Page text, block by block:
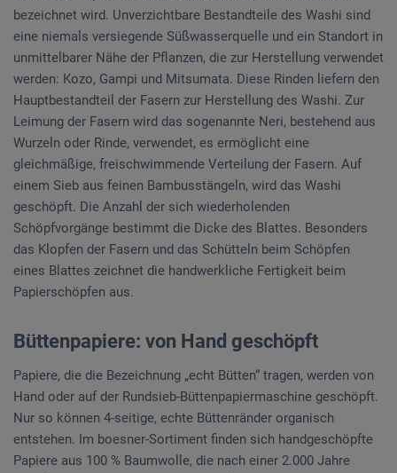
bezeichnet wird. Unverzichtbare Bestandteile des Washi sind
eine niemals versiegende Süßwasserquelle und ein Standort in
unmittelbarer Nähe der Pflanzen, die zur Herstellung verwendet
werden: Kozo, Gampi und Mitsumata. Diese Rinden liefern den
Hauptbestandteil der Fasern zur Herstellung des Washi. Zur
Leimung der Fasern wird das sogenannte Neri, bestehend aus
Wurzeln oder Rinde, verwendet, es ermöglicht eine
gleichmäßige, freischwimmende Verteilung der Fasern. Auf
einem Sieb aus feinen Bambusstängeln, wird das Washi
geschöpft. Die Anzahl der sich wiederholenden
Schöpfvorgänge bestimmt die Dicke des Blattes. Besonders
das Klopfen der Fasern und das Schütteln beim Schöpfen
eines Blattes zeichnet die handwerkliche Fertigkeit beim
Papierschöpfen aus.
Büttenpapiere: von Hand geschöpft
Papiere, die die Bezeichnung „echt Bütten“ tragen, werden von
Hand oder auf der Rundsieb-Büttenpapiermaschine geschöpft.
Nur so können 4-seitige, echte Büttenränder organisch
entstehen. Im boesner-Sortiment finden sich handgeschöpfte
Papiere aus 100 % Baumwolle, die nach einer 2.000 Jahre